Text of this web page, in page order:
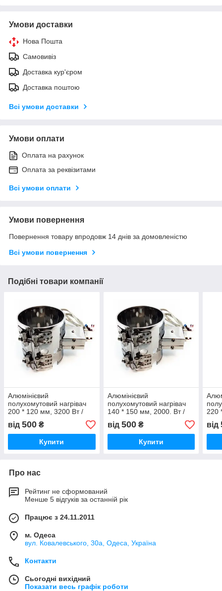
Умови доставки
Нова Пошта
Самовивіз
Доставка кур'єром
Доставка поштою
Всі умови доставки
Умови оплати
Оплата на рахунок
Оплата за реквізитами
Всі умови оплати
Умови повернення
Повернення товару впродовж 14 днів за домовленістю
Всі умови повернення
Подібні товари компанії
Алюмінієвий
полухомутовий нагрівач
200 * 120 мм, 3200 Вт /
220 В
від 500 ₴
Купити
Алюмінієвий
полухомутовий нагрівач
140 * 150 мм, 2000. Вт /
220 В
від 500₴
Купити
220
від
Про нас
Рейтинг не сформований
Менше 5 відгуків за останній рік
Працює з 24.11.2011
м. Одеса
вул. Ковалевського, 30а, Одеса, Україна
Контакти
Сьогодні вихідний
Показати весь графік роботи